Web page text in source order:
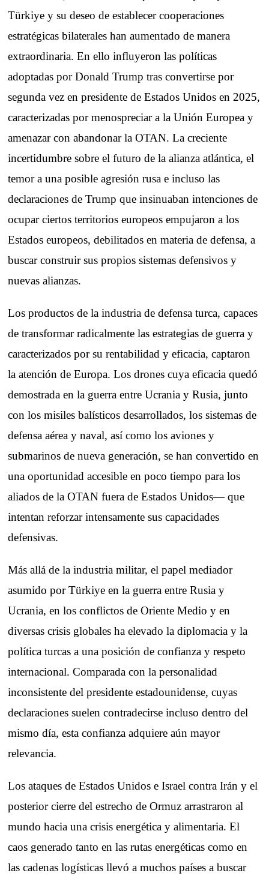
Türkiye y su deseo de establecer cooperaciones
estratégicas bilaterales han aumentado de manera
extraordinaria. En ello influyeron las políticas
adoptadas por Donald Trump tras convertirse por
segunda vez en presidente de Estados Unidos en 2025,
caracterizadas por menospreciar a la Unión Europea y
amenazar con abandonar la OTAN. La creciente
incertidumbre sobre el futuro de la alianza atlántica, el
temor a una posible agresión rusa e incluso las
declaraciones de Trump que insinuaban intenciones de
ocupar ciertos territorios europeos empujaron a los
Estados europeos, debilitados en materia de defensa, a
buscar construir sus propios sistemas defensivos y
nuevas alianzas.
Los productos de la industria de defensa turca, capaces
de transformar radicalmente las estrategias de guerra y
caracterizados por su rentabilidad y eficacia, captaron
la atención de Europa. Los drones cuya eficacia quedó
demostrada en la guerra entre Ucrania y Rusia, junto
con los misiles balísticos desarrollados, los sistemas de
defensa aérea y naval, así como los aviones y
submarinos de nueva generación, se han convertido en
una oportunidad accesible en poco tiempo para los
aliados de la OTAN fuera de Estados Unidos— que
intentan reforzar intensamente sus capacidades
defensivas.
Más allá de la industria militar, el papel mediador
asumido por Türkiye en la guerra entre Rusia y
Ucrania, en los conflictos de Oriente Medio y en
diversas crisis globales ha elevado la diplomacia y la
política turcas a una posición de confianza y respeto
internacional. Comparada con la personalidad
inconsistente del presidente estadounidense, cuyas
declaraciones suelen contradecirse incluso dentro del
mismo día, esta confianza adquiere aún mayor
relevancia.
Los ataques de Estados Unidos e Israel contra Irán y el
posterior cierre del estrecho de Ormuz arrastraron al
mundo hacia una crisis energética y alimentaria. El
caos generado tanto en las rutas energéticas como en
las cadenas logísticas llevó a muchos países a buscar